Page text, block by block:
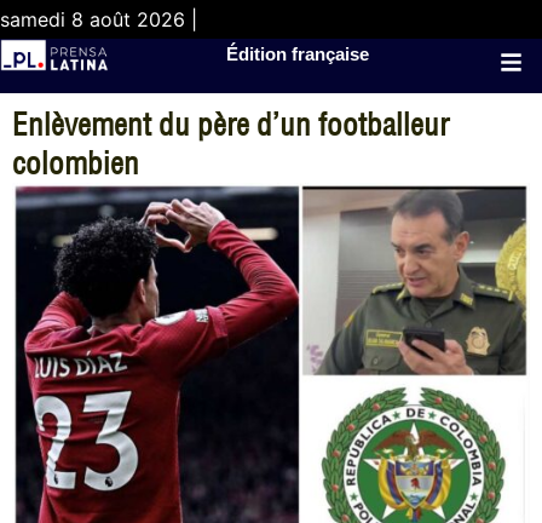
samedi 8 août 2026 |
Édition française
Enlèvement du père d’un footballeur
colombien